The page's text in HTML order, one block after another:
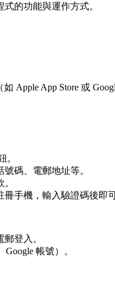
的功能與運作方式。
Apple App Store 或
。
碼、電郵地址等。
手機，輸入驗證碼後即
登入。
帳號）。